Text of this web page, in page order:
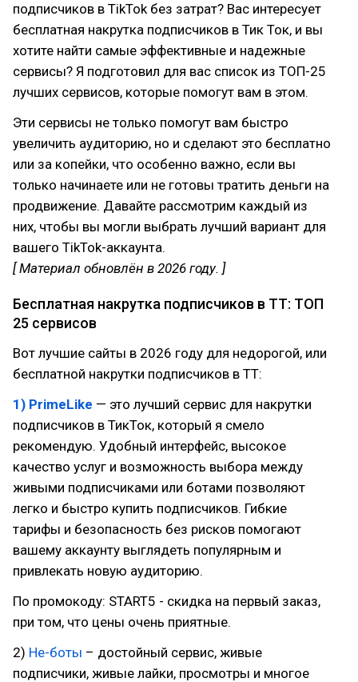
подписчиков в TikTok без затрат? Вас интересует
бесплатная накрутка подписчиков в Тик Ток, и вы
хотите найти самые эффективные и надежные
сервисы? Я подготовил для вас список из ТОП-25
лучших сервисов, которые помогут вам в этом.
Эти сервисы не только помогут вам быстро
увеличить аудиторию, но и сделают это бесплатно
или за копейки, что особенно важно, если вы
только начинаете или не готовы тратить деньги на
продвижение. Давайте рассмотрим каждый из
них, чтобы вы могли выбрать лучший вариант для
вашего TikTok-аккаунта.
[ Материал обновлён в 2026 году. ]
Бесплатная накрутка подписчиков в ТТ: ТОП
25 сервисов
Вот лучшие сайты в 2026 году для недорогой, или
бесплатной накрутки подписчиков в ТТ:
1) PrimeLike — это лучший сервис для накрутки
подписчиков в ТикТок, который я смело
рекомендую. Удобный интерфейс, высокое
качество услуг и возможность выбора между
живыми подписчиками или ботами позволяют
легко и быстро купить подписчиков. Гибкие
тарифы и безопасность без рисков помогают
вашему аккаунту выглядеть популярным и
привлекать новую аудиторию.
По промокоду: START5 - скидка на первый заказ,
при том, что цены очень приятные.
2) Не-боты – достойный сервис, живые
подписчики, живые лайки, просмотры и многое